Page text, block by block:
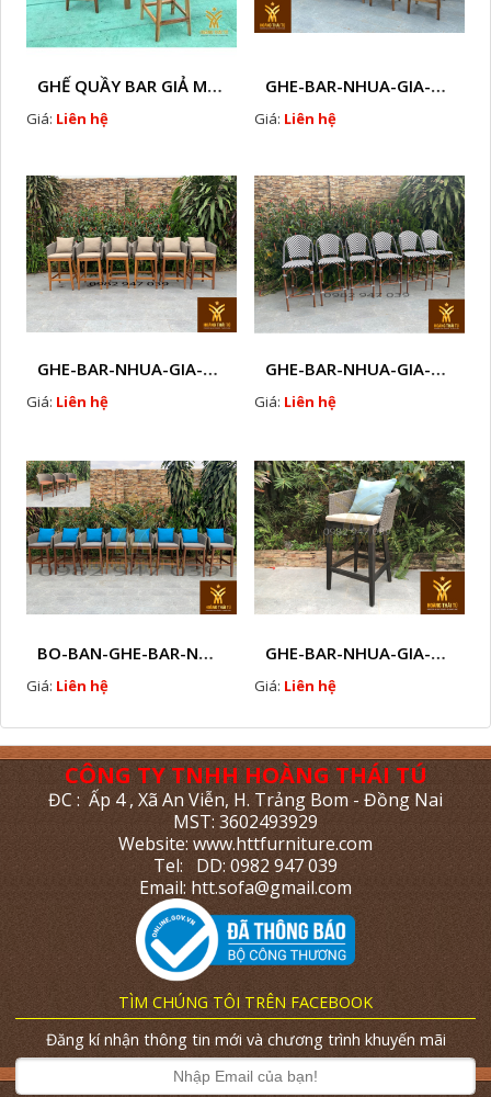
GHẾ QUẦY BAR GIẢ MÂY HTT - GB14
Giá: Liên hệ
GHE-BAR-NHUA-GIA-MAY-NGOAI-TROI-A2
Giá: Liên hệ
GHE-BAR-NHUA-GIA-MAY-GHE-CAFE-NGOAI-TROI-J 1
Giá: Liên hệ
GHE-BAR-NHUA-GIA-MAY-NGOAI-TROI-K1
Giá: Liên hệ
BO-BAN-GHE-BAR-NHUA-GIA-MAY-SAN-VUON-EW3
Giá: Liên hệ
GHE-BAR-NHUA-GIA-MAY-NGOAI-TROI-N7
Giá: Liên hệ
CÔNG TY TNHH HOÀNG THÁI TÚ
ĐC : Ấp 4 , Xã An Viễn, H. Trảng Bom - Đồng Nai
MST: 3602493929
Website: www.httfurniture.com
Tel: DD: 0982 947 039
Email: htt.sofa@gmail.com
TÌM CHÚNG TÔI TRÊN FACEBOOK
Đăng kí nhận thông tin mới và chương trình khuyến mãi